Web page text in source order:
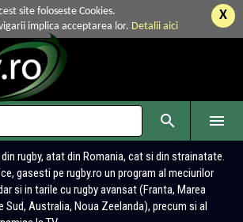
X
site foloseste Cookies.
implica acceptarea lor. Detalii aici
 
rugby, atat din Romania, cat si din strainatate.
gasesti pe rugby.ro un program al meciurilor
si in tarile cu rugby avansat (Franta, Marea
Sud, Australia, Noua Zeelanda), precum si al